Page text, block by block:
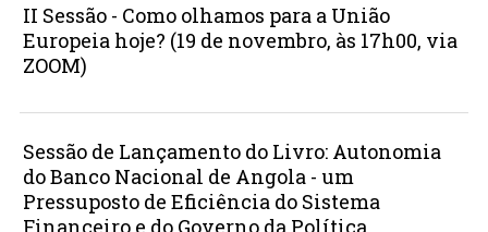
II Sessão - Como olhamos para a União
Europeia hoje? (19 de novembro, às 17h00, via
ZOOM)
Sessão de Lançamento do Livro: Autonomia
do Banco Nacional de Angola - um
Pressuposto de Eficiência do Sistema
Financeiro e do Governo da Política